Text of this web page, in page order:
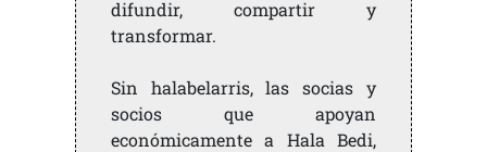
difundir, compartir y
transformar.
Sin halabelarris, las socias y
socios que apoyan
económicamente a Hala Bedi,